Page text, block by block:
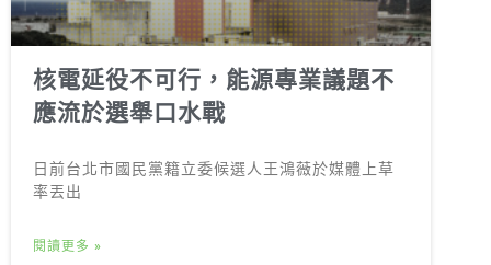
教育推廣申請
加入志工
核電延役不可行，能源專業議題不
應流於選舉口水戰
日前台北市國民黨籍立委候選人王鴻薇於媒體上草
率丟出
閱讀更多 »